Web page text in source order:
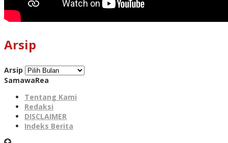
Arsip
Arsip
SamawaRea
Tentang Kami
Redaksi
DISCLAIMER
Indeks Berita